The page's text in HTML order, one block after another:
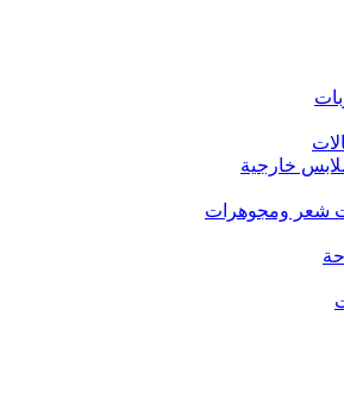
خارجية
شعر ومجوهرات